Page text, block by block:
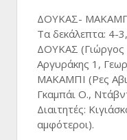
ΔΟΥΚΑΣ-
Τα δεκάλεπτα: 4-
ΔΟΥΚΑΣ (Γιώργος
Αργυράκης 1,
ΜΑΚΑΜΠΙ (Ρες
Γκαμπάι Ο.,
Διαιτητές:
αμφότεροι).